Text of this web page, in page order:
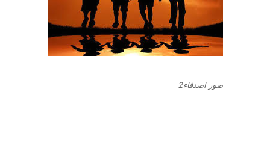
صور اصدقاء2